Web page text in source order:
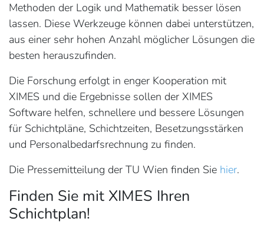
Methoden der Logik und Mathematik besser lösen
lassen. Diese Werkzeuge können dabei unterstützen,
aus einer sehr hohen Anzahl möglicher Lösungen die
besten herauszufinden.
Die Forschung erfolgt in enger Kooperation mit
XIMES und die Ergebnisse sollen der XIMES
Software helfen, schnellere und bessere Lösungen
für Schichtpläne, Schichtzeiten, Besetzungsstärken
und Personalbedarfsrechnung zu finden.
Die Pressemitteilung der TU Wien finden Sie hier.
Finden Sie mit XIMES Ihren
Schichtplan!